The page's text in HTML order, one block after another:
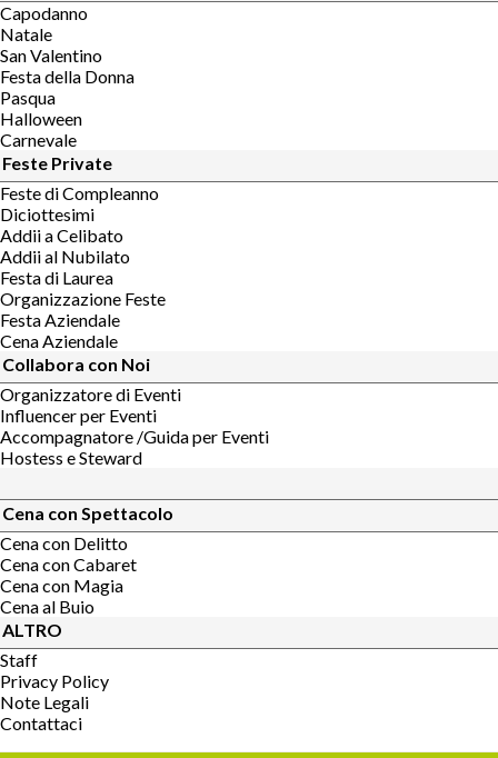
Capodanno
Natale
San Valentino
Festa della Donna
Pasqua
Halloween
Carnevale
Feste Private
Feste di Compleanno
Diciottesimi
Addii a Celibato
Addii al Nubilato
Festa di Laurea
Organizzazione Feste
Festa Aziendale
Cena Aziendale
Collabora con Noi
Organizzatore di Eventi
Influencer per Eventi
Accompagnatore /Guida per Eventi
Hostess e Steward
Cena con Spettacolo
Cena con Delitto
Cena con Cabaret
Cena con Magia
Cena al Buio
ALTRO
Staff
Privacy Policy
Note Legali
Contattaci